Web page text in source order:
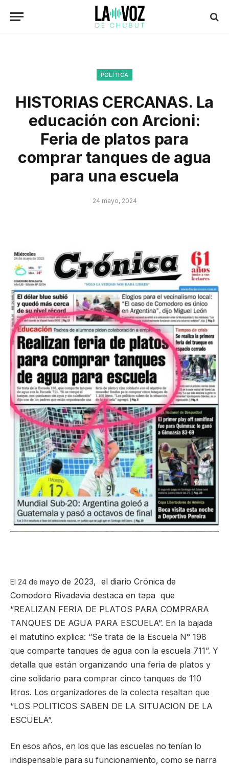
POLÍTICA
HISTORIAS CERCANAS. La
educación con Arcioni:
Feria de platos para
comprar tanques de agua
para una escuela
24 mayo, 2024
El 24 de mayo de 2023, el diario Crónica de
Comodoro Rivadavia destaca en tapa que
“REALIZAN FERIA DE PLATOS PARA COMPRARA
TANQUES DE AGUA PARA ESCUELA”. En la bajada
el matutino explica: “Se trata de la Escuela N° 198
que comparte tanques de agua con la escuela 711”. Y
detalla que están organizando una feria de platos y
cine solidario para comprar cinco tanques de 110
litros. Los organizadores de la colecta resaltan que
“LOS POLITICOS SABEN DE LA SITUACION DE LA
ESCUELA”.
En esos años, en los que las escuelas no tenían lo
indispensable para su funcionamiento, como se narra